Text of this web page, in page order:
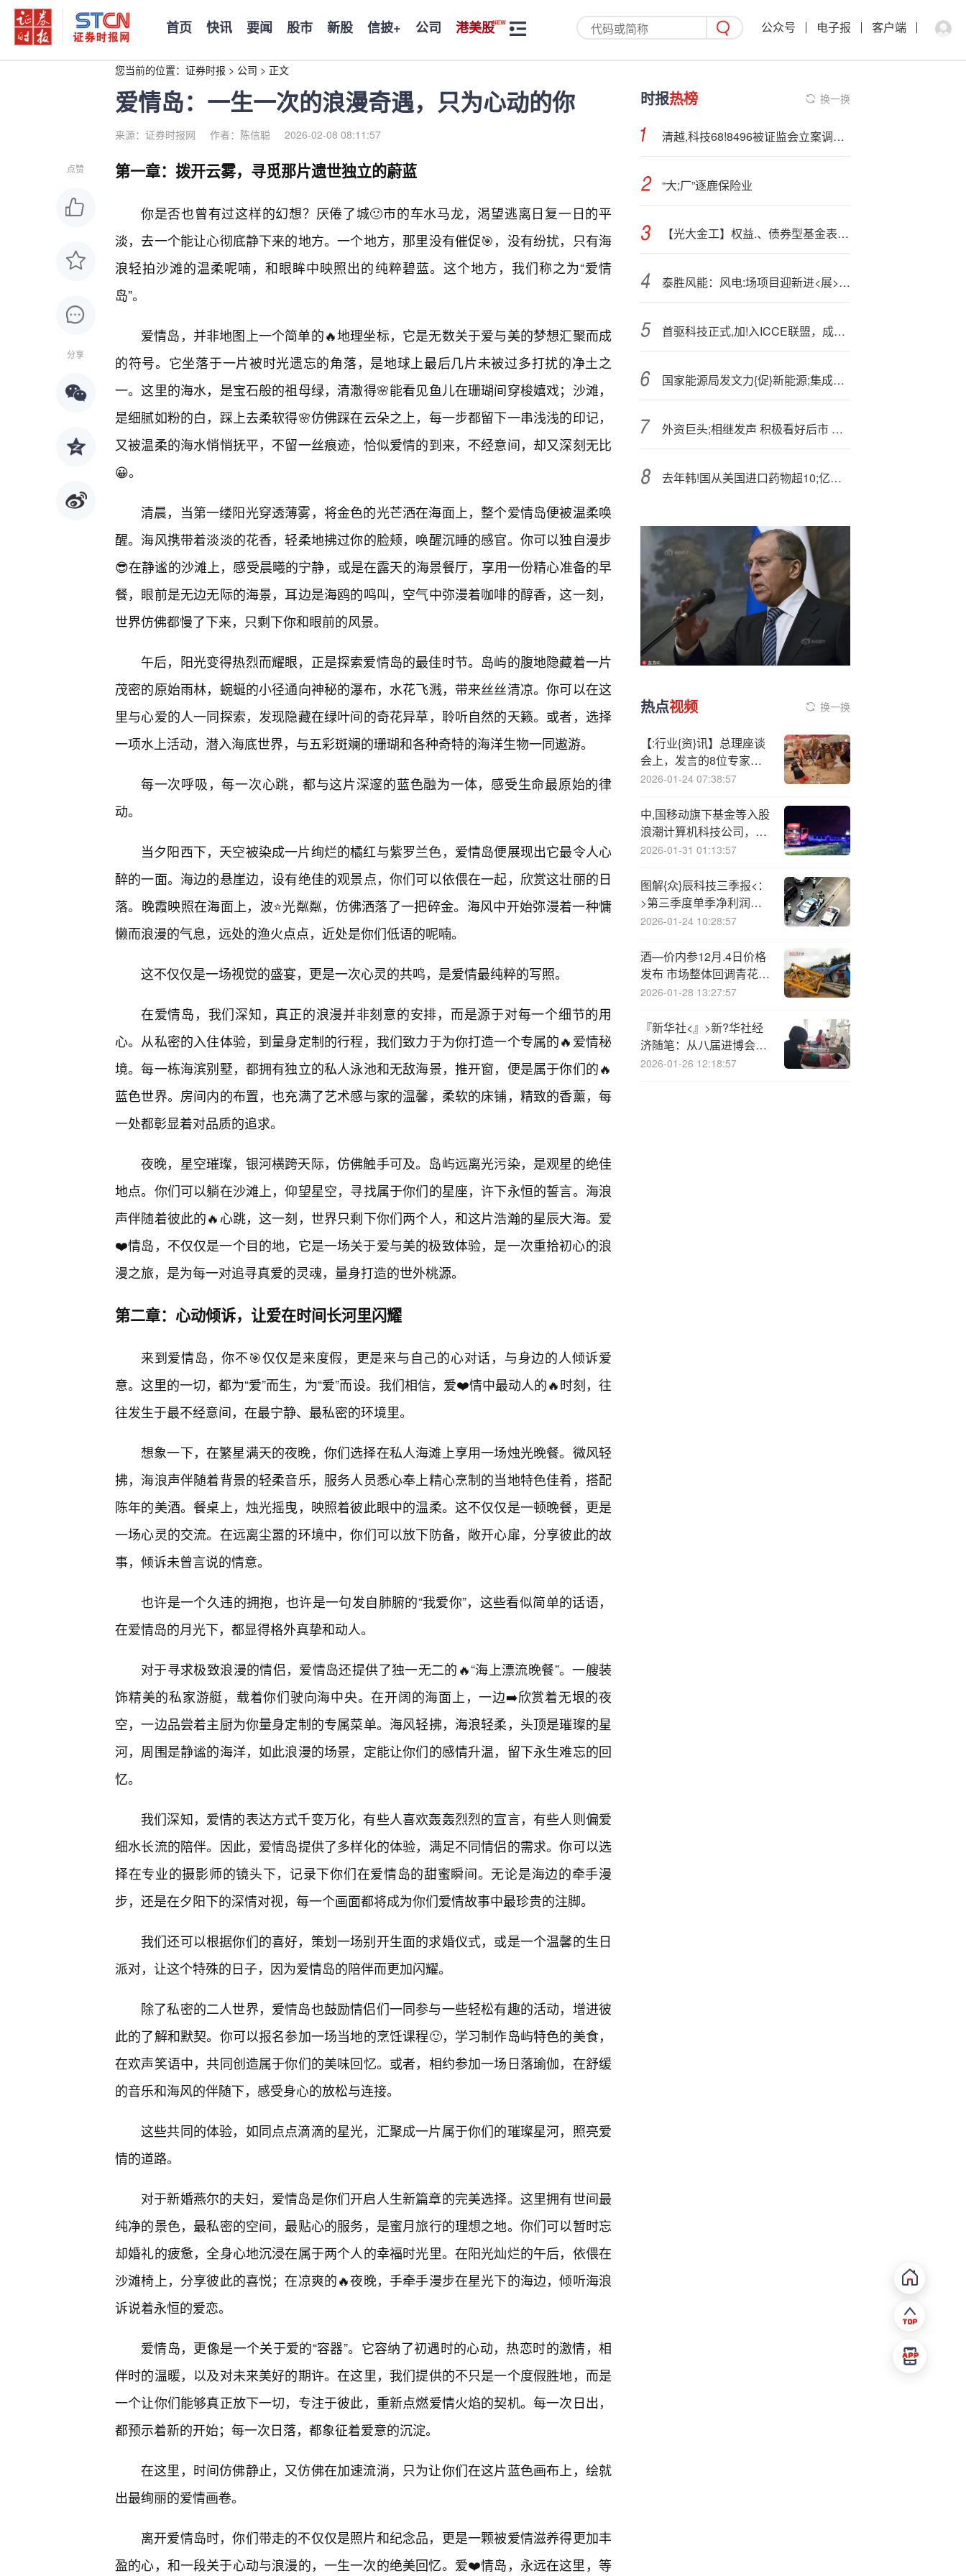
首页 快讯 要闻 股市 新股 信披+ 公司 港美股 公众号 电子报 客户端
您当前的位置： 证券时报 > 公司 > 正文
爱情岛：一生一次的浪漫奇遇，只为心动的你
来源：证券时报网 作者：陈信聪 2026-02-08 08:11:57
点赞
分享
第一章：拨开云雾，寻觅那片遗世独立的蔚蓝
你是否也曾有过这样的幻想？厌倦了城🙂市的车水马龙，渴望逃离日复一日的平
淡，去一个能让心彻底静下来的地方。一个地方，那里没有催促🎯，没有纷扰，只有海
浪轻拍沙滩的温柔呢喃，和眼眸中映照出的纯粹碧蓝。这个地方，我们称之为“爱情
岛”。
爱情岛，并非地图上一个简单的🔥地理坐标，它是无数关于爱与美的梦想汇聚而成
的符号。它坐落于一片被时光遗忘的角落，是地球上最后几片未被过多打扰的净土之
一。这里的海水，是宝石般的祖母绿，清澈得🌸能看见鱼儿在珊瑚间穿梭嬉戏；沙滩，
是细腻如粉的白，踩上去柔软得🌸仿佛踩在云朵之上，每一步都留下一串浅浅的印记，
又被温柔的海水悄悄抚平，不留一丝痕迹，恰似爱情的到来，不经意间，却又深刻无比
😀。
清晨，当第一缕阳光穿透薄雾，将金色的光芒洒在海面上，整个爱情岛便被温柔唤
醒。海风携带着淡淡的花香，轻柔地拂过你的脸颊，唤醒沉睡的感官。你可以独自漫步
😎在静谧的沙滩上，感受晨曦的宁静，或是在露天的海景餐厅，享用一份精心准备的早
餐，眼前是无边无际的海景，耳边是海鸥的鸣叫，空气中弥漫着咖啡的醇香，这一刻，
世界仿佛都慢了下来，只剩下你和眼前的风景。
午后，阳光变得热烈而耀眼，正是探索爱情岛的最佳时节。岛屿的腹地隐藏着一片
茂密的原始雨林，蜿蜒的小径通向神秘的瀑布，水花飞溅，带来丝丝清凉。你可以在这
里与心爱的人一同探索，发现隐藏在绿叶间的奇花异草，聆听自然的天籁。或者，选择
一项水上活动，潜入海底世界，与五彩斑斓的珊瑚和各种奇特的海洋生物一同遨游。
每一次呼吸，每一次心跳，都与这片深邃的蓝色融为一体，感受生命最原始的律
动。
当夕阳西下，天空被染成一片绚烂的橘红与紫罗兰色，爱情岛便展现出它最令人心
醉的一面。海边的悬崖边，设有绝佳的观景点，你们可以依偎在一起，欣赏这壮丽的日
落。晚霞映照在海面上，波⭐光粼粼，仿佛洒落了一把碎金。海风中开始弥漫着一种慵
懒而浪漫的气息，远处的渔火点点，近处是你们低语的呢喃。
这不仅仅是一场视觉的盛宴，更是一次心灵的共鸣，是爱情最纯粹的写照。
在爱情岛，我们深知，真正的浪漫并非刻意的安排，而是源于对每一个细节的用
心。从私密的入住体验，到量身定制的行程，我们致力于为你打造一个专属的🔥爱情秘
境。每一栋海滨别墅，都拥有独立的私人泳池和无敌海景，推开窗，便是属于你们的🔥
蓝色世界。房间内的布置，也充满了艺术感与家的温馨，柔软的床铺，精致的香薰，每
一处都彰显着对品质的追求。
夜晚，星空璀璨，银河横跨天际，仿佛触手可及。岛屿远离光污染，是观星的绝佳
地点。你们可以躺在沙滩上，仰望星空，寻找属于你们的星座，许下永恒的誓言。海浪
声伴随着彼此的🔥心跳，这一刻，世界只剩下你们两个人，和这片浩瀚的星辰大海。爱
❤️情岛，不仅仅是一个目的地，它是一场关于爱与美的极致体验，是一次重拾初心的浪
漫之旅，是为每一对追寻真爱的灵魂，量身打造的世外桃源。
第二章：心动倾诉，让爱在时间长河里闪耀
来到爱情岛，你不🎯仅仅是来度假，更是来与自己的心对话，与身边的人倾诉爱
意。这里的一切，都为“爱”而生，为“爱”而设。我们相信，爱❤️情中最动人的🔥时刻，往
往发生于最不经意间，在最宁静、最私密的环境里。
想象一下，在繁星满天的夜晚，你们选择在私人海滩上享用一场烛光晚餐。微风轻
拂，海浪声伴随着背景的轻柔音乐，服务人员悉心奉上精心烹制的当地特色佳肴，搭配
陈年的美酒。餐桌上，烛光摇曳，映照着彼此眼中的温柔。这不仅仅是一顿晚餐，更是
一场心灵的交流。在远离尘嚣的环境中，你们可以放下防备，敞开心扉，分享彼此的故
事，倾诉未曾言说的情意。
也许是一个久违的拥抱，也许是一句发自肺腑的“我爱你”，这些看似简单的话语，
在爱情岛的月光下，都显得格外真挚和动人。
对于寻求极致浪漫的情侣，爱情岛还提供了独一无二的🔥“海上漂流晚餐”。一艘装
饰精美的私家游艇，载着你们驶向海中央。在开阔的海面上，一边➡️欣赏着无垠的夜
空，一边品尝着主厨为你量身定制的专属菜单。海风轻拂，海浪轻柔，头顶是璀璨的星
河，周围是静谧的海洋，如此浪漫的场景，定能让你们的感情升温，留下永生难忘的回
忆。
我们深知，爱情的表达方式千变万化，有些人喜欢轰轰烈烈的宣言，有些人则偏爱
细水长流的陪伴。因此，爱情岛提供了多样化的体验，满足不同情侣的需求。你可以选
择在专业的摄影师的镜头下，记录下你们在爱情岛的甜蜜瞬间。无论是海边的牵手漫
步，还是在夕阳下的深情对视，每一个画面都将成为你们爱情故事中最珍贵的注脚。
我们还可以根据你们的喜好，策划一场别开生面的求婚仪式，或是一个温馨的生日
派对，让这个特殊的日子，因为爱情岛的陪伴而更加闪耀。
除了私密的二人世界，爱情岛也鼓励情侣们一同参与一些轻松有趣的活动，增进彼
此的了解和默契。你可以报名参加一场当地的烹饪课程🙂，学习制作岛屿特色的美食，
在欢声笑语中，共同创造属于你们的美味回忆。或者，相约参加一场日落瑜伽，在舒缓
的音乐和海风的伴随下，感受身心的放松与连接。
这些共同的体验，如同点点滴滴的星光，汇聚成一片属于你们的璀璨星河，照亮爱
情的道路。
对于新婚燕尔的夫妇，爱情岛是你们开启人生新篇章的完美选择。这里拥有世间最
纯净的景色，最私密的空间，最贴心的服务，是蜜月旅行的理想之地。你们可以暂时忘
却婚礼的疲惫，全身心地沉浸在属于两个人的幸福时光里。在阳光灿烂的午后，依偎在
沙滩椅上，分享彼此的喜悦；在凉爽的🔥夜晚，手牵手漫步在星光下的海边，倾听海浪
诉说着永恒的爱恋。
爱情岛，更像是一个关于爱的“容器”。它容纳了初遇时的心动，热恋时的激情，相
伴时的温暖，以及对未来美好的期许。在这里，我们提供的不只是一个度假胜地，而是
一个让你们能够真正放下一切，专注于彼此，重新点燃爱情火焰的契机。每一次日出，
都预示着新的开始；每一次日落，都象征着爱意的沉淀。
在这里，时间仿佛静止，又仿佛在加速流淌，只为让你们在这片蓝色画布上，绘就
出最绚丽的爱情画卷。
离开爱情岛时，你们带走的不仅仅是照片和纪念品，更是一颗被爱情滋养得更加丰
盈的心，和一段关于心动与浪漫的，一生一次的绝美回忆。爱❤️情岛，永远在这里，等
时报热榜 换一换
清越,科技68!8496被证监会立案调查，受损股民可索赔
“大;厂”逐鹿保险业
【光大金工】权益.、债券型基金表现分化，各类行业主题基金普遍上涨——基金市场与ESG产品周报20250818
泰胜风能：风电:场项目迎新进<展> 2026年有望开工建设
首驱科技正式,加!入ICCE联盟，成为两轮电动车行业成员单位
国家能源局发文力{促}新能源;集成融合发展
外资巨头;相继发声 积极看好后市 中国资产全线爆发
去年韩!国从美国进口药物超10;亿美元，专家警告依赖过重
热点视频 换一换
【:行业{资}讯】总理座谈
会上，发言的8位专家和
企业家是谁？
2026-01-24 07:38:57
中,国移动旗下基金等入股
浪潮计算机科技公司，后
者注册资本增至8.4亿
2026-01-31 01:13:57
图解{众}辰科技三季报<：
>第三季度单季净利润同
比下降11.82%
2026-01-24 10:28:57
酒—价内参12月.4日价格
发布 市场整体回调青花郎
逆势五连涨
2026-01-28 13:27:57
『新华社<』>新?华社经
济随笔：从八届进博会看
中国经济大海浩荡奔涌
2026-01-26 12:18:57